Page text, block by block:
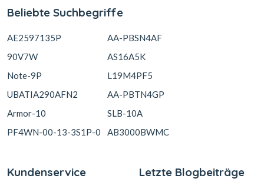
Beliebte Suchbegriffe
AE2597135P
90V7W
Note-9P
UBATIA290AFN2
Armor-10
PF4WN-00-13-3S1P-0
AA-PBSN4AF
AS16A5K
L19M4PF5
AA-PBTN4GP
SLB-10A
AB3000BWMC
Kundenservice Letzte Blogbeiträge